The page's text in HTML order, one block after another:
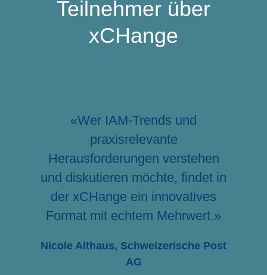
Teilnehmer über
xCHange
«Wer IAM-Trends und
praxisrelevante
Herausforderungen verstehen
und diskutieren möchte, findet in
der xCHange ein innovatives
Format mit echtem Mehrwert.»
Nicole Althaus, Schweizerische Post
AG